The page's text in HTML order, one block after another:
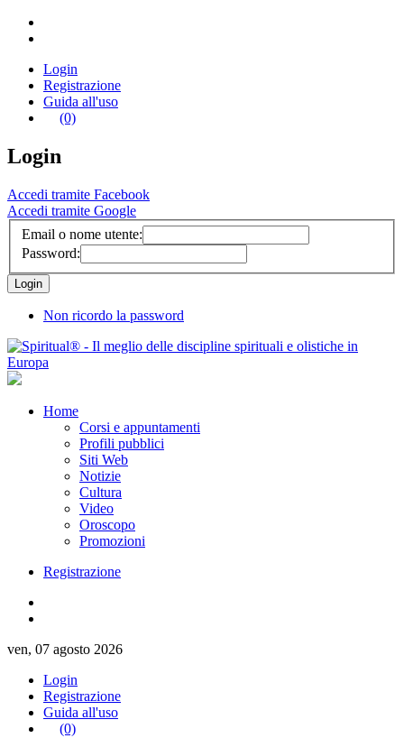
Login
Registrazione
Guida all'uso
(0)
Login
Accedi tramite Facebook
Accedi tramite Google
Email o nome utente:
Password:
Non ricordo la password
Home
Corsi e appuntamenti
Profili pubblici
Siti Web
Notizie
Cultura
Video
Oroscopo
Promozioni
Registrazione
ven, 07 agosto 2026
Login
Registrazione
Guida all'uso
(0)